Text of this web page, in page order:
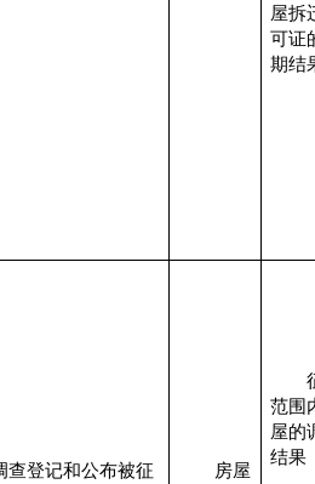
屋拆
可证
期结
查登记和公布被征
房屋
范围
屋的
结果